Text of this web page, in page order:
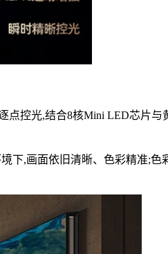
点控光,结合8核Mini LED芯片
下,画面依旧清晰、色彩精准;色